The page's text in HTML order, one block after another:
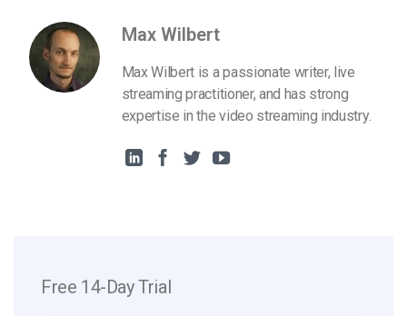
Max Wilbert
Max Wilbert is a passionate writer, live
streaming practitioner, and has strong
expertise in the video streaming industry.
Free 14-Day Trial